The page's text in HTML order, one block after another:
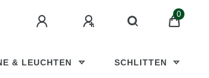
0
& LEUCHTEN SCHLITTEN